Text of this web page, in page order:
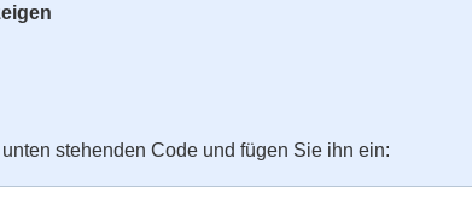
stehenden Code und fügen Sie ihn ein: